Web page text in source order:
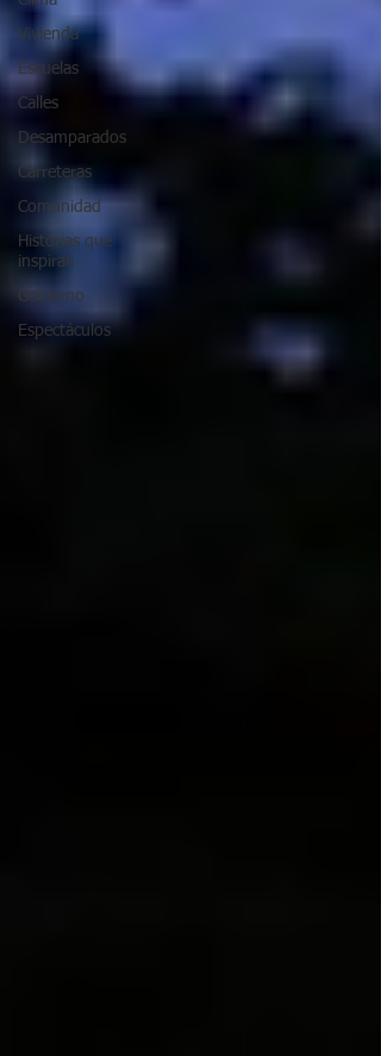
Vivienda
Escuelas
Calles
Desamparados
Carreteras
Comunidad
Historias que
inspiran
Gobierno
Espectáculos